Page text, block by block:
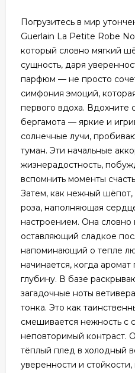
Погрузитесь в мир
Guerlain La Petite Robe
который словно мягкий
сущность, даря
парфюм — не просто
симфония эмоций,
первого вдоха. Вдохните
бергамота — яркие и
солнечные лучи,
туман. Эти начальные
жизнерадостность,
вспомнить моменты
Затем, как нежный
роза, наполняющая
настроением. Она
оставляющий сладкое
напоминающий о тепле
начинается, когда
глубину. В базе
загадочные ноты
тонка. Это как
смешивается нежность с
неповторимый контраст.
тёплый плед в холодный
уверенности и